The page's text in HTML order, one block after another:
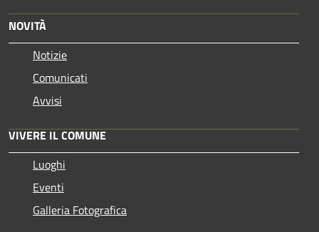
NOVITÀ
Notizie
Comunicati
Avvisi
VIVERE IL COMUNE
Luoghi
Eventi
Galleria Fotografica